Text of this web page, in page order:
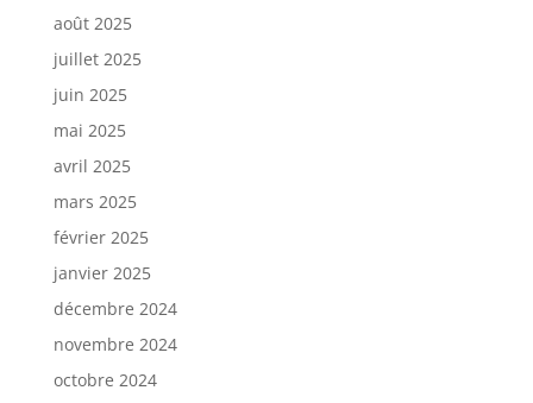
août 2025
juillet 2025
juin 2025
mai 2025
avril 2025
mars 2025
février 2025
janvier 2025
décembre 2024
novembre 2024
octobre 2024